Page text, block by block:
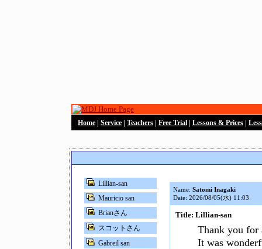
Home Service Teachers Free Trial Lessons & Prices
Lillian-san
Mauricio san
Brianさん
スコットさん
Gabreil san
Name: Satomi Inagaki
Date: 2026/08/05(水) 11:03
Title: Lillian-san
Thank you for
It was